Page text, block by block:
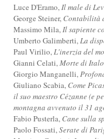
Luce D'Eramo,Il male di
George Steiner, Contabilità
Massimo Mila,Il sapiente
Umberto Galimberti,La
Paul Virilio,L'inerzia del
Gianni Celati,Morte di Italo
Giorgio Manganelli,
Giuliano Scabia, Come
il suo maestro Cézanne (e
montagna avvenuto il 31
Fabio Pusterla, Cane sulla
Paolo Fossati,Serate di